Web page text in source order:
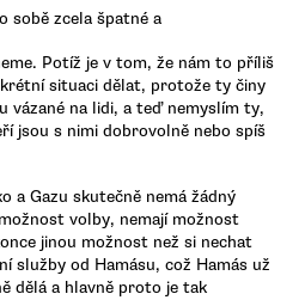
sobě zcela špatné a
Potíž je v tom, že nám to příliš
situaci dělat, protože ty činy
vázané na lidi, a teď nemyslím ty,
jsou s nimi dobrovolně nebo spíš
a Gazu skutečně nemá žádný
volby, nemají možnost
jinou možnost než si nechat
služby od Hamásu, což Hamás už
dělá a hlavně proto je tak